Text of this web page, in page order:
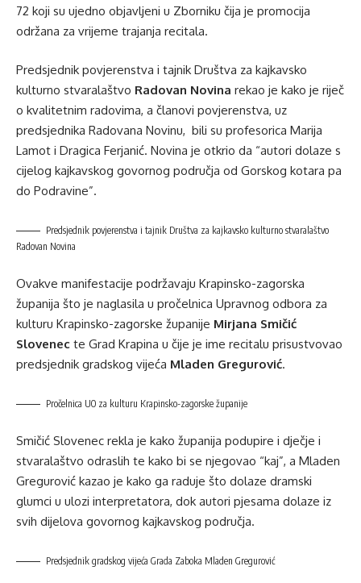
72 koji su ujedno objavljeni u Zborniku čija je promocija
održana za vrijeme trajanja recitala.
Predsjednik povjerenstva i tajnik Društva za kajkavsko
kulturno stvaralaštvo Radovan Novina rekao je kako je riječ
o kvalitetnim radovima, a članovi povjerenstva, uz
predsjednika Radovana Novinu, bili su profesorica Marija
Lamot i Dragica Ferjanić. Novina je otkrio da “autori dolaze s
cijelog kajkavskog govornog područja od Gorskog kotara pa
do Podravine”.
Predsjednik povjerenstva i tajnik Društva za kajkavsko kulturno stvaralaštvo
Radovan Novina
Ovakve manifestacije podržavaju Krapinsko-zagorska
županija što je naglasila u pročelnica Upravnog odbora za
kulturu Krapinsko-zagorske županije Mirjana Smičić
Slovenec te Grad Krapina u čije je ime recitalu prisustvovao
predsjednik gradskog vijeća Mladen Gregurović.
Pročelnica UO za kulturu Krapinsko-zagorske županije
Smičić Slovenec rekla je kako županija podupire i dječje i
stvaralaštvo odraslih te kako bi se njegovao “kaj”, a Mladen
Gregurović kazao je kako ga raduje što dolaze dramski
glumci u ulozi interpretatora, dok autori pjesama dolaze iz
svih dijelova govornog kajkavskog područja.
Predsjednik gradskog vijeća Grada Zaboka Mladen Gregurović